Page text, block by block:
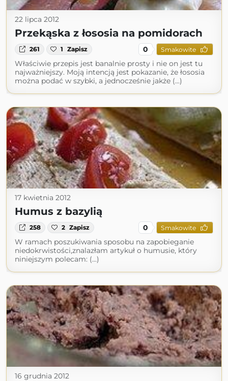
22 lipca 2012
Przekąska z łososia na pomidorach
261 1 Zapisz 0 Smakowite
Właściwie przepis jest banalnie prosty i nie on jest tu
najważniejszy. Moją intencją jest pokazanie, że łososia
można podać w szybki, a jednocześnie jakże (...)
17 kwietnia 2012
Humus z bazylią
258 2 Zapisz 0 Smakowite
W ramach poszukiwania sposobu na zapobieganie
niedokrwistości,znalazłam artykuł o humusie, który
niniejszym polecam: (...)
16 grudnia 2012